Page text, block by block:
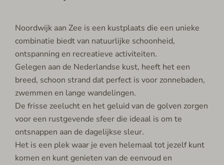
Noordwijk aan Zee is een kustplaats die een unieke
combinatie biedt van natuurlijke schoonheid,
ontspanning en recreatieve activiteiten.
Gelegen aan de Nederlandse kust, heeft het een
breed, schoon strand dat perfect is voor zonnebaden,
zwemmen en lange wandelingen.
De frisse zeelucht en het geluid van de golven zorgen
voor een rustgevende sfeer die ideaal is om te
ontsnappen aan de dagelijkse sleur.
Het is een plek waar je even helemaal tot jezelf kunt
komen en kunt genieten van de eenvoud en